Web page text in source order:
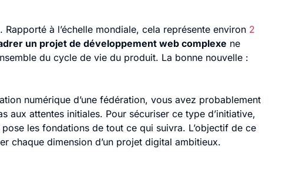
à l’échelle mondiale, cela représente environ 2
un projet de développement web complexe ne
du cycle de vie du produit. La bonne nouvelle :
numérique d’une fédération, vous avez probablement
attentes initiales. Pour sécuriser ce type d’initiative,
les fondations de tout ce qui suivra. L’objectif de ce
chaque dimension d’un projet digital ambitieux.